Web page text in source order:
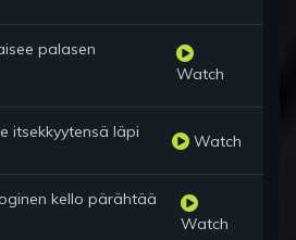
palasen
Watch
itsekkyytensä läpi Watch
kello pärähtää
Watch